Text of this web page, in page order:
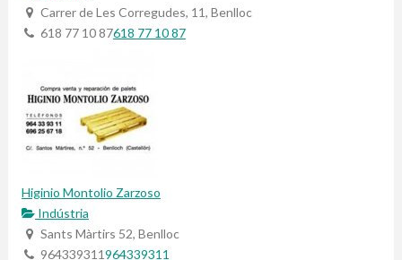
Carrer de Les Corregudes, 11, Benlloc
618 77 10 87618 77 10 87
Higinio Montolio Zarzoso
Indústria
Sants Màrtirs 52, Benlloc
964339311964339311